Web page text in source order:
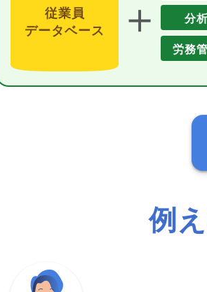
従業員
データベース
＋
分
労務
例